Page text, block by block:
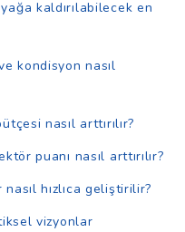
kaldırılabilecek en
kondisyon nasıl
nasıl arttırılır?
puanı nasıl arttırılır?
hızlıca geliştirilir?
vizyonlar